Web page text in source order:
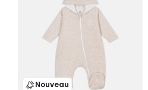
Nouveau